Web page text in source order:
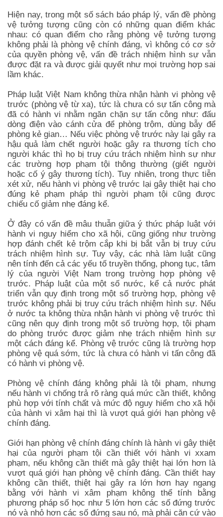
Hiện nay, trong một số sách báo pháp lý, vấn đề phòng
vệ tưởng tượng cũng còn có những quan điểm khác
nhau: có quan điểm cho rằng phòng vệ tưởng tượng
không phải là phòng vệ chính đáng, vì không có cơ sở
của quyền phòng vệ, vấn đề trách nhiệm hình sự vẫn
được đặt ra và được giải quyết như mọi trường hợp sai
lầm khác.
Pháp luật Việt Nam không thừa nhận hành vi phòng vệ
trước (phòng vệ từ xa), tức là chưa có sự tấn công mà
đã có hành vi nhằm ngăn chặn sự tấn công như: đấu
dòng điện vào cánh cửa để phòng trộm, dùng bẫy để
phòng kẻ gian… Nếu việc phòng vệ trước này lại gây ra
hậu quả làm chết người hoặc gây ra thương tích cho
người khác thì họ bị truy cứu trách nhiệm hình sự như
các trường hợp phạm tội thông thường (giết người
hoặc cố ý gây thương tích). Tuy nhiên, trong thực tiễn
xét xử, nếu hành vi phòng vệ trước lại gây thiệt hại cho
đúng kẻ phạm pháp thì người phạm tội cũng được
chiếu cố giảm nhẹ đáng kể.
Ở đây có vấn đề mâu thuẫn giữa ý thức pháp luật với
hành vi nguy hiểm cho xã hội, cũng giống như trường
hợp đánh chết kẻ trộm cắp khi bị bắt vẫn bị truy cứu
trách nhiệm hình sự. Tuy vậy, các nhà làm luật cũng
nên tính đến cả các yếu tố truyền thống, phong tục, tâm
lý của người Việt Nam trong trường hợp phòng vệ
trước. Pháp luật của một số nước, kể cả nước phát
triển vẫn quy định trong một số trường hợp, phòng vệ
trước không phải bị truy cứu trách nhiệm hình sự. Nếu
ở nước ta không thừa nhận hành vi phòng vệ trước thì
cũng nên quy định trong một số trường hợp, tội phạm
do phòng trước được giảm nhẹ trách nhiệm hình sự
một cách đáng kể. Phòng vệ trước cũng là trường hợp
phòng vệ quá sớm, tức là chưa có hành vi tấn công đã
có hành vi phòng vệ.
Phòng vệ chính đáng không phải là tội phạm, nhưng
nếu hành vi chống trả rõ ràng quá mức cần thiết, không
phù hợp với tính chất và mức độ nguy hiểm cho xã hội
của hành vi xâm hại thì là vượt quá giới hạn phòng vệ
chính đáng.
Giới hạn phòng vệ chính đáng chính là hành vi gây thiệt
hại của người phạm tội cần thiết với hành vi xxam
phạm, nếu không cần thiết mà gây thiệt hại lớn hơn là
vượt quá giới hạn phòng vệ chính đáng. Cần thiết hay
không cần thiết, thiệt hại gây ra lớn hơn hay ngang
bằng với hành vi xâm phạm không thể tính bằng
phương pháp số học như 5 lớn hơn các số đứng trước
nó và nhỏ hơn các số đứng sau nó, mà phải căn cứ vào